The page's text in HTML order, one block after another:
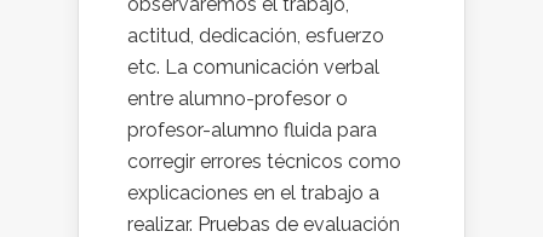
actitud, dedicación, esfuerzo
etc. La comunicación verbal
entre alumno-profesor o
profesor-alumno fluida para
corregir errores técnicos como
explicaciones en el trabajo a
realizar. Pruebas de evaluación